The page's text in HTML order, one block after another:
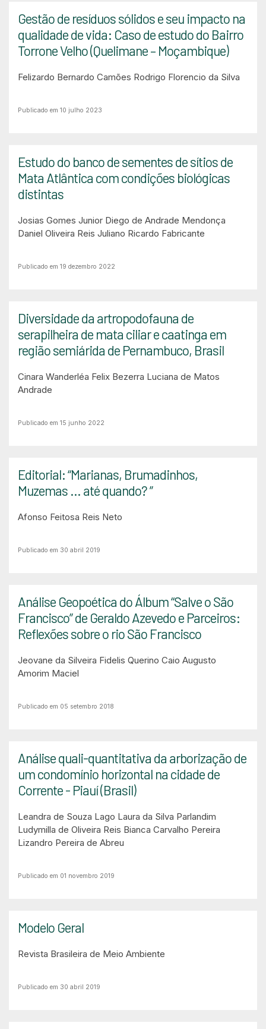
Gestão de resíduos sólidos e seu impacto na
qualidade de vida: Caso de estudo do Bairro
Torrone Velho (Quelimane – Moçambique)
Felizardo Bernardo Camões Rodrigo Florencio da Silva
Publicado em 10 julho 2023
Estudo do banco de sementes de sítios de
Mata Atlântica com condições biológicas
distintas
Josias Gomes Junior Diego de Andrade Mendonça
Daniel Oliveira Reis Juliano Ricardo Fabricante
Publicado em 19 dezembro 2022
Diversidade da artropodofauna de
serapilheira de mata ciliar e caatinga em
região semiárida de Pernambuco, Brasil
Cinara Wanderléa Felix Bezerra Luciana de Matos
Andrade
Publicado em 15 junho 2022
Editorial: “Marianas, Brumadinhos,
Muzemas ... até quando? ”
Afonso Feitosa Reis Neto
Publicado em 30 abril 2019
Análise Geopoética do Álbum “Salve o São
Francisco” de Geraldo Azevedo e Parceiros:
Reflexões sobre o rio São Francisco
Jeovane da Silveira Fidelis Querino Caio Augusto
Amorim Maciel
Publicado em 05 setembro 2018
Análise quali-quantitativa da arborização de
um condomínio horizontal na cidade de
Corrente - Piauí (Brasil)
Leandra de Souza Lago Laura da Silva Parlandim
Ludymilla de Oliveira Reis Bianca Carvalho Pereira
Lizandro Pereira de Abreu
Publicado em 01 novembro 2019
Modelo Geral
Revista Brasileira de Meio Ambiente
Publicado em 30 abril 2019